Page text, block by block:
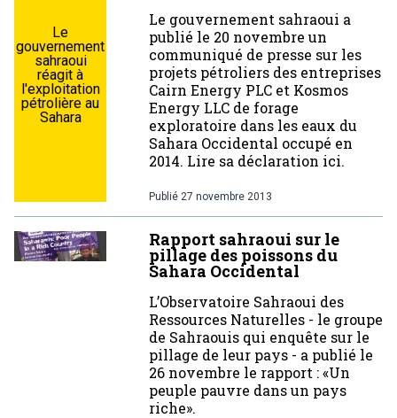
Le
gouvernement
sahraoui
réagit à
l'exploitation
pétrolière au
Sahara
Le gouvernement sahraoui a
publié le 20 novembre un
communiqué de presse sur les
projets pétroliers des entreprises
Cairn Energy PLC et Kosmos
Energy LLC de forage
exploratoire dans les eaux du
Sahara Occidental occupé en
2014. Lire sa déclaration ici.
Publié 27 novembre 2013
Rapport sahraoui sur le
pillage des poissons du
Sahara Occidental
L’Observatoire Sahraoui des
Ressources Naturelles - le groupe
de Sahraouis qui enquête sur le
pillage de leur pays - a publié le
26 novembre le rapport : «Un
peuple pauvre dans un pays
riche».